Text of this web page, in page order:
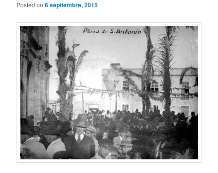
Posted on6 septiembre, 2015